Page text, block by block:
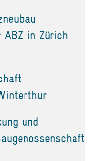
in Zürich
und